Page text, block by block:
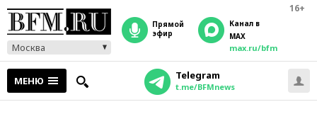
16+
Москва
прямой
эфир
Канал в
MAX
max.ru/bfm
МЕНЮ Telegram
t.me/BFMnews